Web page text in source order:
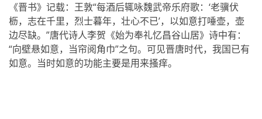
《晋书》记载：王敦“每酒后辄咏魏武帝乐府歌：‘老骥伏
枥，志在千里，烈士暮年，壮心不已’，以如意打唾壶，壶
边尽缺。”唐代诗人李贺《始为奉礼忆昌谷山居》诗中有：
“向壁悬如意，当帘阅角巾”之句。可见晋唐时代，我国已有
如意。当时如意的功能主要是用来搔痒。